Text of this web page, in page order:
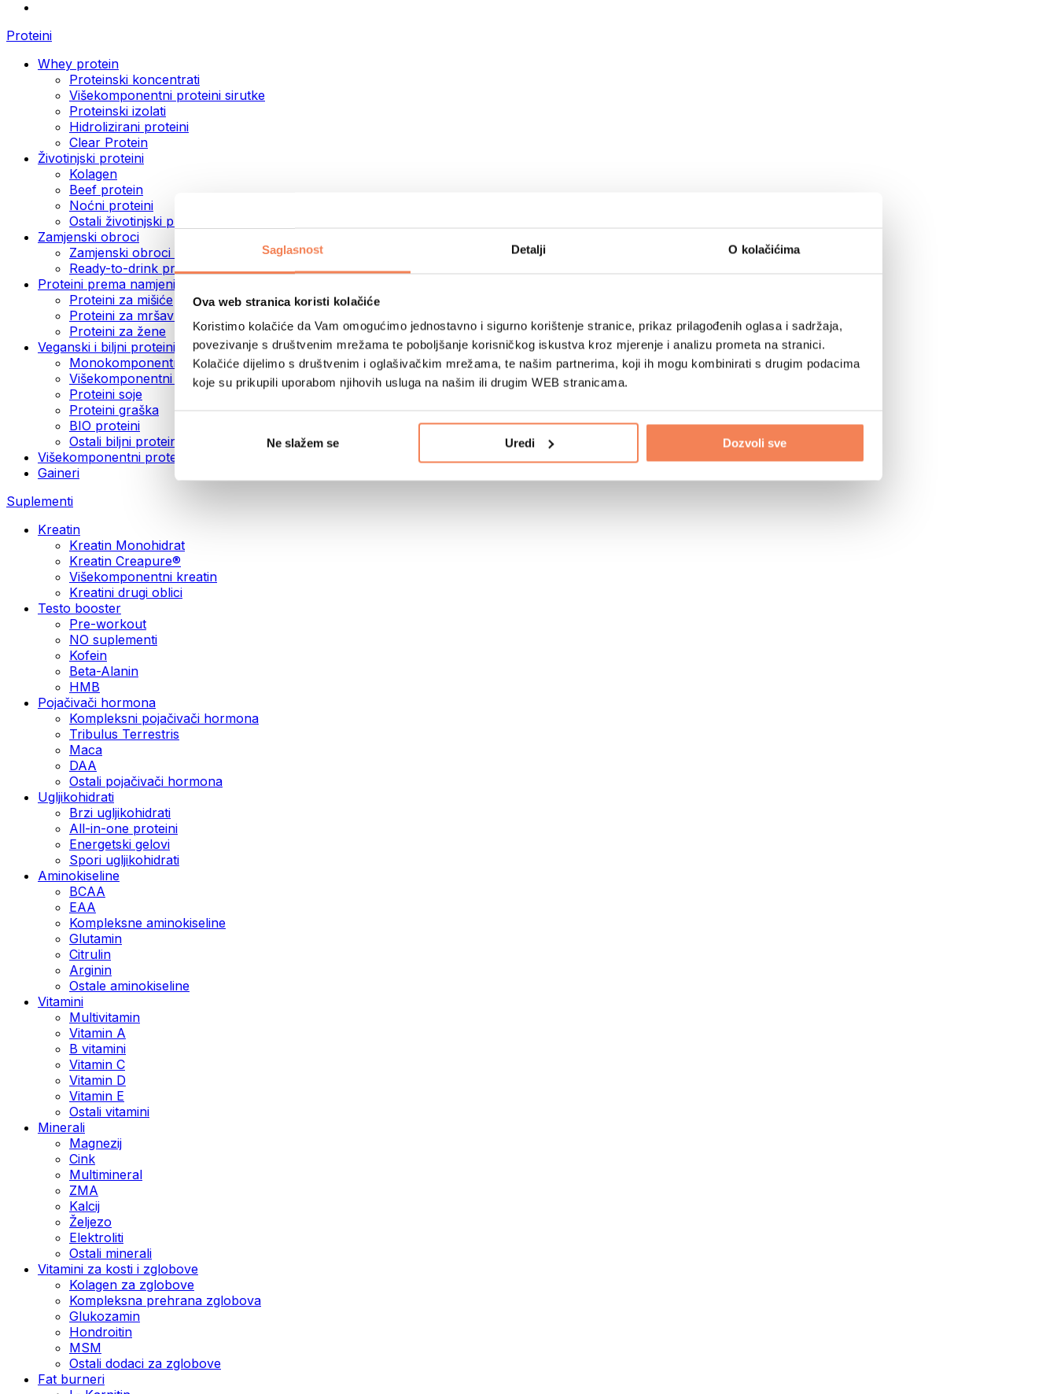
Saglasnost Detalji O kolačićima
Ova web stranica koristi kolačiće
Koristimo kolačiće da Vam omogućimo jednostavno i sigurno korištenje stranice, prikaz prilagođenih oglasa i sadržaja,
povezivanje s društvenim mrežama te poboljšanje korisničkog iskustva kroz mjerenje i analizu prometa na stranici.
Kolačiće dijelimo s društvenim i oglašivačkim mrežama, te našim partnerima, koji ih mogu kombinirati s drugim podacima
koje su prikupili uporabom njihovih usluga na našim ili drugim WEB stranicama.
Ne slažem se Uredi Dozvoli sve
Proteini
Whey protein
Proteinski koncentrati
Višekomponentni proteini sirutke
Proteinski izolati
Hidrolizirani proteini
Clear Protein
Životinjski proteini
Kolagen
Beef protein
Noćni proteini
Ostali životinjski proteini
Zamjenski obroci
Zamjenski obroci u prahu
Ready-to-drink proteinski napici
Proteini prema namjeni
Proteini za mišiće
Proteini za mršavljenje
Proteini za žene
Veganski i biljni proteini
Monokomponentni veganski proteini
Višekomponentni veganski proteini
Proteini soje
Proteini graška
BIO proteini
Ostali biljni proteini
Višekomponentni protein
Gaineri
Suplementi
Kreatin
Kreatin Monohidrat
Kreatin Creapure®
Višekomponentni kreatin
Kreatini drugi oblici
Testo booster
Pre-workout
NO suplementi
Kofein
Beta-Alanin
HMB
Pojačivači hormona
Kompleksni pojačivači hormona
Tribulus Terrestris
Maca
DAA
Ostali pojačivači hormona
Ugljikohidrati
Brzi ugljikohidrati
All-in-one proteini
Energetski gelovi
Spori ugljikohidrati
Aminokiseline
BCAA
EAA
Kompleksne aminokiseline
Glutamin
Citrulin
Arginin
Ostale aminokiseline
Vitamini
Multivitamin
Vitamin A
B vitamini
Vitamin C
Vitamin D
Vitamin E
Ostali vitamini
Minerali
Magnezij
Cink
Multimineral
ZMA
Kalcij
Željezo
Elektroliti
Ostali minerali
Vitamini za kosti i zglobove
Kolagen za zglobove
Kompleksna prehrana zglobova
Glukozamin
Hondroitin
MSM
Ostali dodaci za zglobove
Fat burneri